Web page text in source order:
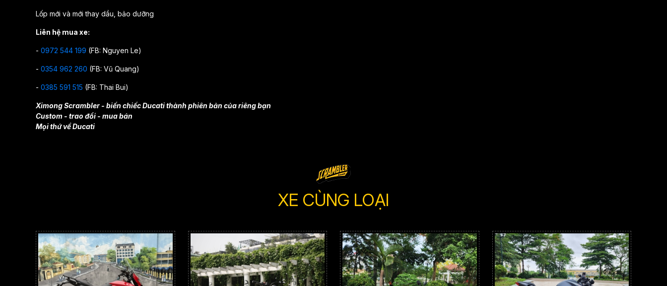
Lốp mới và mới thay dầu, bảo dưỡng
Liên hệ mua xe:
- 0972 544 199 (FB: Nguyen Le)
- 0354 962 260 (FB: Vũ Quang)
- 0385 591 515 (FB: Thai Bui)
Ximong Scrambler - biến chiếc Ducati thành phiên bản của riêng bạn
Custom - trao đổi - mua bán
Mọi thứ về Ducati
XE CÙNG LOẠI